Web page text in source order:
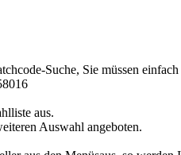
Suche, Sie müssen
aus.
Auswahl angeboten.